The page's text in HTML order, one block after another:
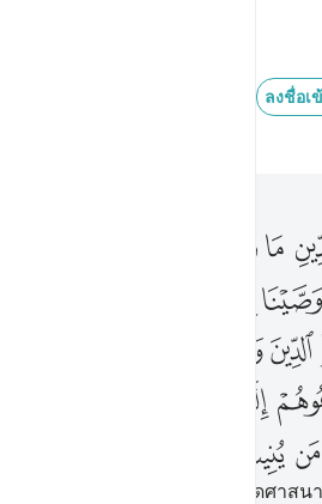
ลงชื่อเ
ﱭﱮ
ﱵ
ﱽﱾ
ﲇﲈ
ﲐ ﲑ
[13] พระองค์ได้ทรงกำหนดศาสน